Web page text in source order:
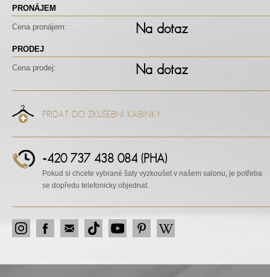
PRONÁJEM
Cena pronájem: Na dotaz
PRODEJ
Cena prodej: Na dotaz
PŘIDAT DO ZKUŠEBNÍ KABINKY
+420 737 438 084 (PHA)
Pokud si chcete vybrané šaty vyzkoušet v našem salonu, je potřeba
se dopředu telefonicky objednat.